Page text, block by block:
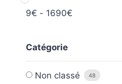
9€ - 1690€
Catégorie
Non classé 48